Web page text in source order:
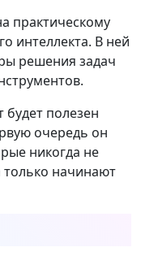
практическому
интеллекта. В ней
решения задач
полезен
очередь он
никогда не
начинают